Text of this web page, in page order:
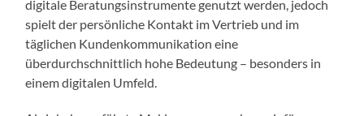
digitale Beratungsinstrumente genutzt werden, jedoch
spielt der persönliche Kontakt im Vertrieb und im
täglichen Kundenkommunikation eine
überdurchschnittlich hohe Bedeutung – besonders in
einem digitalen Umfeld.